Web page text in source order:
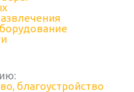
благоустройство